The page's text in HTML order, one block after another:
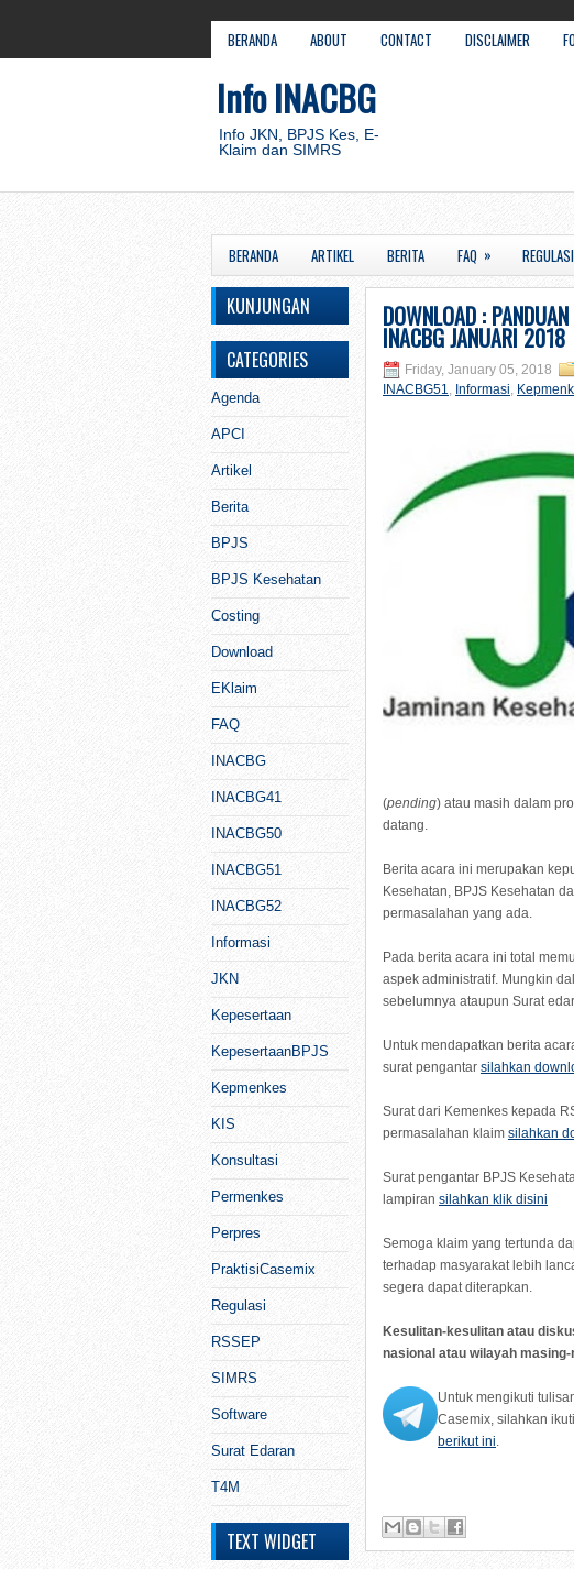
BERANDA ABOUT CONTACT DISCLAIMER
Info INACBG
Info JKN, BPJS Kes, E-
Klaim dan SIMRS
BERANDA ARTIKEL BERITA FAQ » REGULASI
KUNJUNGAN
CATEGORIES
Agenda
APCI
Artikel
Berita
BPJS
BPJS Kesehatan
Costing
Download
EKlaim
FAQ
INACBG
INACBG41
INACBG50
INACBG51
INACBG52
Informasi
JKN
Kepesertaan
KepesertaanBPJS
Kepmenkes
KIS
Konsultasi
Permenkes
Perpres
PraktisiCasemix
Regulasi
RSSEP
SIMRS
Software
Surat Edaran
T4M
TEXT WIDGET
DOWNLOAD :
INACBG JANUARI 2018
Friday, January 05, 2018
INACBG51, Informasi,
(pending) atau masih dalam
datang.
Berita acara ini merupakan
Kesehatan, BPJS Kesehatan
permasalahan yang ada.
Pada berita acara ini total
aspek administratif. Mungkin
sebelumnya ataupun Surat
Untuk mendapatkan berita
surat pengantar silahkan
Surat dari Kemenkes kepada
permasalahan klaim silahkan
Surat pengantar BPJS
lampiran silahkan klik disini
Semoga klaim yang tertunda
terhadap masyarakat lebih
segera dapat diterapkan.
Kesulitan-kesulitan atau
nasional atau wilayah
Untuk mengikuti
Casemix, silahkan
berikut ini.